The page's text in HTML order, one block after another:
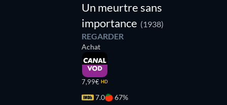
Un meurtre sans
importance (1938)
REGARDER
Achat
7,99€ HD
7.0 67%